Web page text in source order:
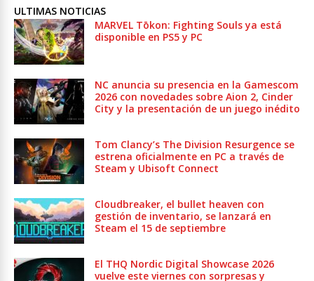
ULTIMAS NOTICIAS
MARVEL Tōkon: Fighting Souls ya está
disponible en PS5 y PC
NC anuncia su presencia en la Gamescom
2026 con novedades sobre Aion 2, Cinder
City y la presentación de un juego inédito
Tom Clancy’s The Division Resurgence se
estrena oficialmente en PC a través de
Steam y Ubisoft Connect
Cloudbreaker, el bullet heaven con
gestión de inventario, se lanzará en
Steam el 15 de septiembre
El THQ Nordic Digital Showcase 2026
vuelve este viernes con sorpresas y